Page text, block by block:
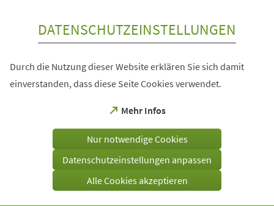
DATENSCHUTZEINSTELLUNGEN
Durch die Nutzung dieser Website erklären Sie sich damit
einverstanden, dass diese Seite Cookies verwendet.
Mehr Infos
(Öffnet
einem
Tab)
Nur notwendige Cookies
Datenschutzeinstellungen anpassen
Alle Cookies akzeptieren